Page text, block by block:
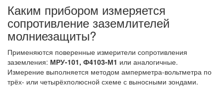
Каким прибором измеряется
сопротивление заземлителей
молниезащиты?
Применяются поверенные измерители сопротивления
заземления: МРУ-101, Ф4103-М1 или аналогичные.
Измерение выполняется методом амперметра-вольтметра по
трёх- или четырёхполюсной схеме с выносными зондами.